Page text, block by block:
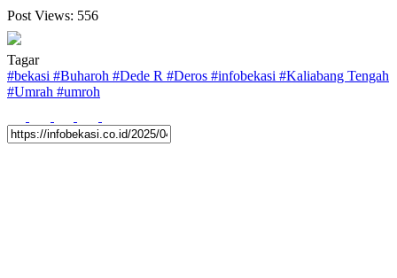
Post Views: 556
Tagar
#bekasi #Buharoh #Dede R #Deros #infobekasi #Kaliabang Tengah
#Umrah #umroh